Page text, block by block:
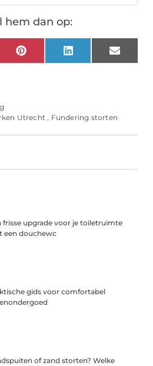
hem dan op:
PinterestLinkedInEmail
Utrecht , Fundering storten
frisse upgrade voor je toiletruimte
een douchewc
gids voor comfortabel
of zand storten? Welke